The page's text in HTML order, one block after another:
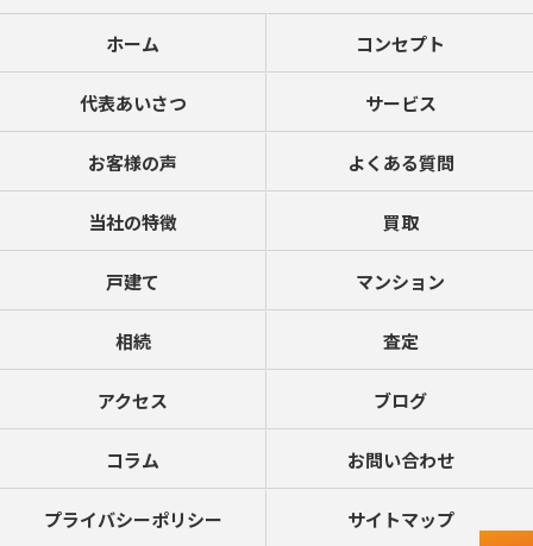
ホーム コンセプト
代表あいさつ サービス
お客様の声 よくある質問
当社の特徴 買取
戸建て マンション
相続 査定
アクセス ブログ
コラム お問い合わせ
プライバシーポリシー サイトマップ